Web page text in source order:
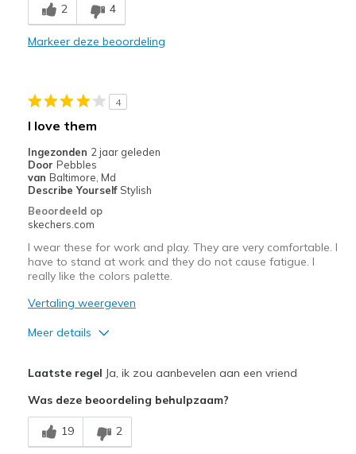
Minpunten
Need Break In
Casual Wear
Width
Sizing
Feels full size too small
2 4
Markeer deze beoordeling
4
I love them
Ingezonden 2 jaar geleden
Door Pebbles
van Baltimore, Md
Describe Yourself Stylish
Beoordeeld op
skechers.com
I wear these for work and play. They are very comfortable. I
have to stand at work and they do not cause fatigue. I
really like the colors palette.
Vertaling weergeven
Meer details
Breathe Well
Comfortable
Laatste regel Ja, ik zou aanbevelen aan een vriend
Was deze beoordeling behulpzaam?
19 2